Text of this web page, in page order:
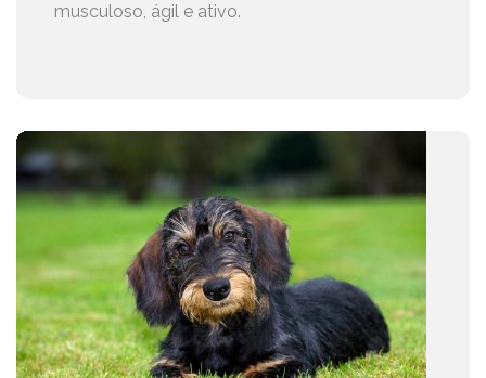
musculoso, ágil e ativo.